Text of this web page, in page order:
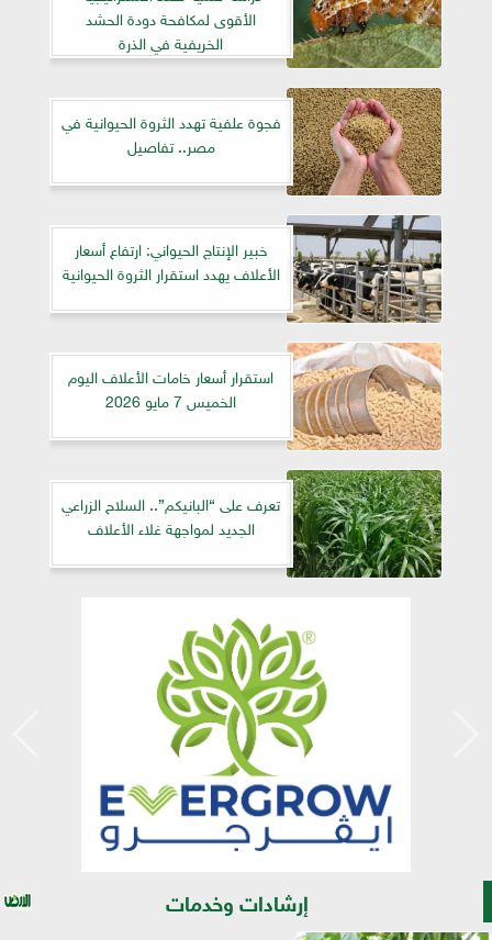
الأقوى لمكافحة دودة الحشد
الخريفية في الذرة
فجوة علفية تهدد الثروة الحيوانية في
مصر.. تفاصيل
خبير الإنتاج الحيواني: ارتفاع أسعار
الأعلاف يهدد استقرار الثروة الحيوانية
استقرار أسعار خامات الأعلاف اليوم
الخميس 7 مايو 2026
تعرف على “البانيكم”.. السلاح الزراعي
الجديد لمواجهة غلاء الأعلاف
إرشادات وخدمات